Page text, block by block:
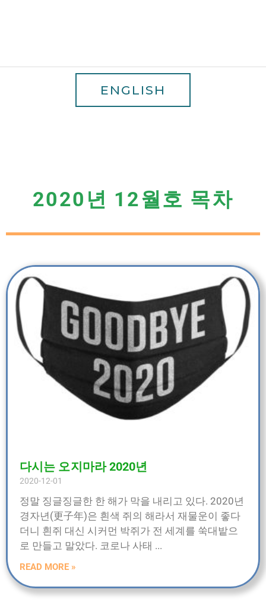
ENGLISH
2020년 12월호 목차
다시는 오지마라 2020년
2020-12-01
정말 징글징글한 한 해가 막을 내리고 있다. 2020년
경자년(更子年)은 흰색 쥐의 해라서 재물운이 좋다
더니 흰쥐 대신 시커먼 박쥐가 전 세계를 쑥대밭으
로 만들고 말았다. 코로나 사태
READ MORE »